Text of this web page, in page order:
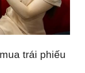
trái phiếu